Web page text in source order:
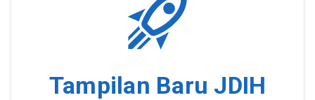
Tampilan Baru JDIH